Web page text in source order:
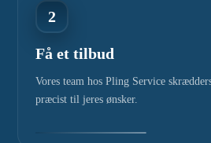
2
Få et tilbud
Vores team hos Pling Service
præcist til jeres ønsker.